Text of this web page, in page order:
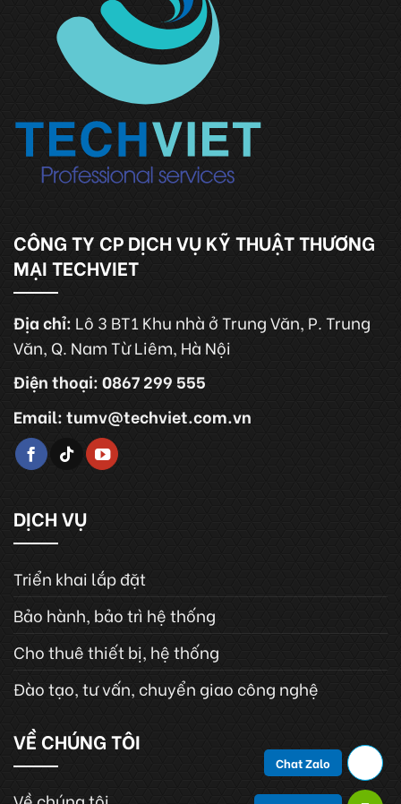
CÔNG TY CP DỊCH VỤ KỸ THUẬT THƯƠNG
MẠI TECHVIET
Địa chỉ: Lô 3 BT1 Khu nhà ở Trung Văn, P. Trung
Văn, Q. Nam Từ Liêm, Hà Nội
Điện thoại: 0867 299 555
Email: tumv@techviet.com.vn
DỊCH VỤ
Triển khai lắp đặt
Bảo hành, bảo trì hệ thống
Cho thuê thiết bị, hệ thống
Đào tạo, tư vấn, chuyển giao công nghệ
VỀ CHÚNG TÔI
Chat Zalo